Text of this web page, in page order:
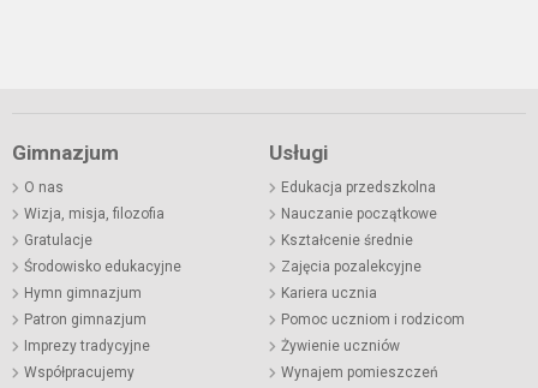
Gimnazjum
O nas
Wizja, misja, filozofia
Gratulacje
Środowisko edukacyjne
Hymn gimnazjum
Patron gimnazjum
Imprezy tradycyjne
Współpracujemy
Usługi
Edukacja przedszkolna
Nauczanie początkowe
Kształcenie średnie
Zajęcia pozalekcyjne
Kariera ucznia
Pomoc uczniom i rodzicom
Żywienie uczniów
Wynajem pomieszczeń